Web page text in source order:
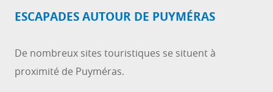
ESCAPADES AUTOUR DE PUYMÉRAS
De nombreux sites touristiques se situent à
proximité de Puyméras.